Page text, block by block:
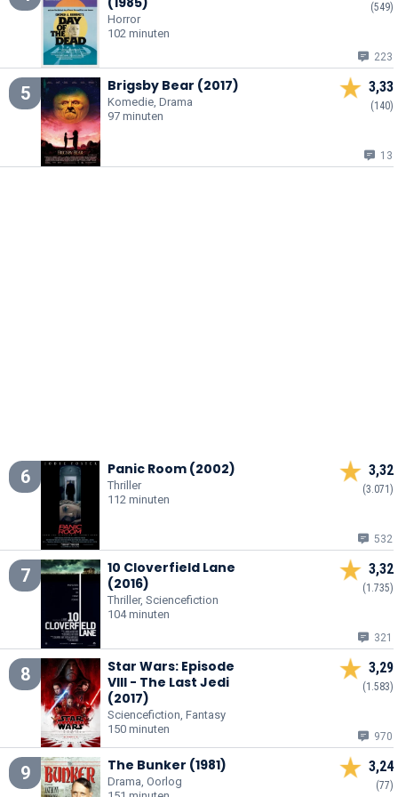
Horror
102 minuten
(549)
223
5 Brigsby Bear (2017)
Komedie, Drama
97 minuten
3,33
(140)
13
6 Panic Room (2002)
Thriller
112 minuten
3,32
(3.071)
532
7
10 Cloverfield Lane
(2016)
Thriller, Sciencefiction
104 minuten
3,32
(1.735)
321
8
Star Wars: Episode
VIII - The Last Jedi
(2017)
Sciencefiction, Fantasy
150 minuten
3,29
(1.583)
970
9 The Bunker (1981)
Drama, Oorlog
3,24
(77)